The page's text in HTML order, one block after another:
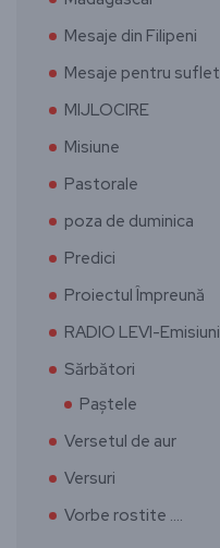
Mesaje din Filipeni
Mesaje pentru suflet
MIJLOCIRE
Misiune
Pastorale
poza de duminica
Predici
Proiectul Împreună
RADIO LEVI-Emisiuni
Sărbători
Paștele
Versetul de aur
Versuri
Vorbe rostite ….